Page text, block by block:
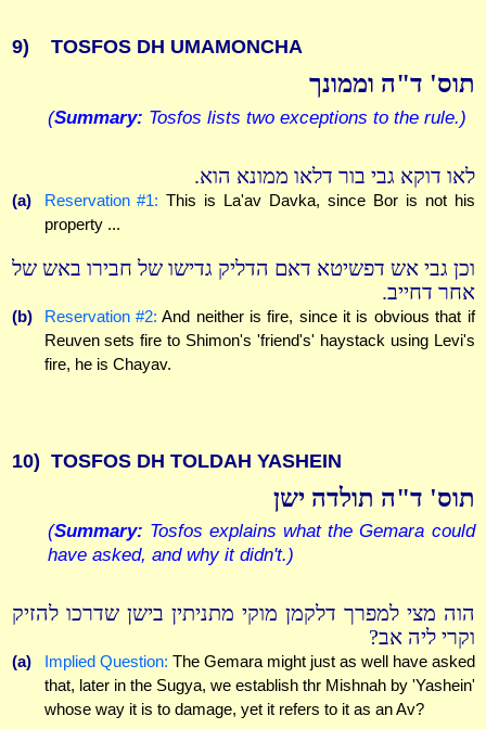
9) TOSFOS DH UMAMONCHA
תוס' ד"ה וממונך
(Summary: Tosfos lists two exceptions to the rule.)
לאו דוקא גבי בור דלאו ממונא הוא.
(a) Reservation #1: This is La'av Davka, since Bor is not his
property ...
וכן גבי אש דפשיטא דאם הדליק גדישו של חבירו באש של
אחר דחייב.
(b) Reservation #2: And neither is fire, since it is obvious that if
Reuven sets fire to Shimon's 'friend's' haystack using Levi's
fire, he is Chayav.
10) TOSFOS DH TOLDAH YASHEIN
תוס' ד"ה תולדה ישן
(Summary: Tosfos explains what the Gemara could
have asked, and why it didn't.)
הוה מצי למפרך דלקמן מוקי מתניתין בישן שדרכו להזיק
וקרי ליה אב?
(a) Implied Question: The Gemara might just as well have asked
that, later in the Sugya, we establish thr Mishnah by 'Yashein'
whose way it is to damage, yet it refers to it as an Av?